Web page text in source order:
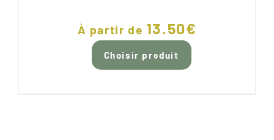
À partir de 13.50€
Choisir produit